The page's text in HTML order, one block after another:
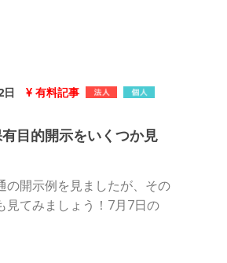
日 有料記事
目的開示をいくつか見
の開示例を見ましたが、その
見てみましょう！7月7日の